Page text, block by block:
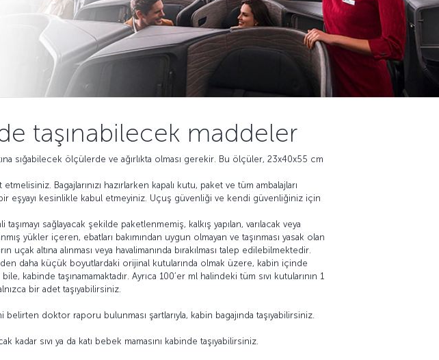
taşınabilecek maddeler
sığabilecek ölçülerde ve ağırlıkta olması gerekir. Bu ölçüler, 23x40x55 cm
Bagajlarınızı hazırlarken kapalı kutu, paket ve tüm ambalajları
eşyayı kesinlikle kabul etmeyiniz. Uçuş güvenliği ve kendi güvenliğiniz için
sağlayacak şekilde paketlenmemiş, kalkış yapılan, varılacak veya
yükler içeren, ebatları bakımından uygun olmayan ve taşınması yasak olan
altına alınması veya havalimanında bırakılması talep edilebilmektedir.
daha küçük boyutlardaki orijinal kutularında olmak üzere, kabin içinde
kabinde taşınamamaktadır. Ayrıca 100’er ml halindeki tüm sıvı kutularının 1
bir adet taşıyabilirsiniz.
belirten doktor raporu bulunması şartlarıyla, kabin bagajında taşıyabilirsiniz.
sıvı ya da katı bebek mamasını kabinde taşıyabilirsiniz.